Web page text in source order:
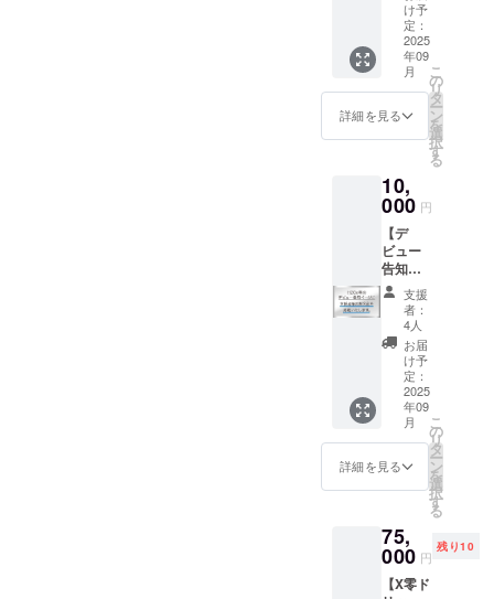
W60×H
80mm
のメッ
セージ
＋ス
テッ
カー
(小)】
★H2Ox
零のデ
ビュー
ページ
に支援
者様の
お名前
を掲載
しま
す。 ・
掲載期
間：
H2Ox零
ビュー
告知
ページ
が存続
する限
り掲載
み／サ
イズ：
小
★H2Ox
け予
定：
2025
年09
月
詳細を見る
こ
の
リ
タ
ー
ン
を
選
択
す
る
10,
000 円
【デ
ビュー
告知
ページ
お名前
掲載(小)
＋お礼
のメッ
セージ
＋ス
テッ
カー
(大)】
★H2Ox
零のデ
ビュー
ページ
に支援
者様の
お名前
支援
者：
4人
お届
け予
定：
2025
年09
月
詳細を見る
こ
の
リ
タ
ー
ン
を
選
択
す
る
75,
000 円
残り10
【X零ド